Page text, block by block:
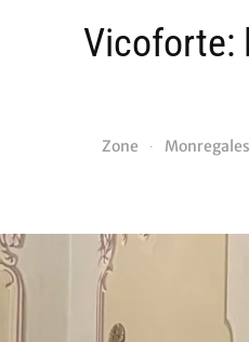
Vicoforte:
Zone